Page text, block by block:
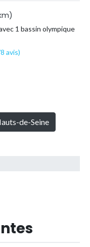
1 bassin olympique
avis)
de-Seine